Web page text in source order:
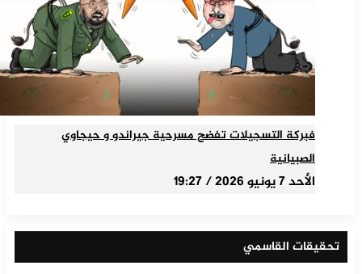
فبركة التسجيلات تفضح مسرحية جيراندو و حيجاوي
الصبيانية
الأحد 7 يونيو 2026 / 19:27
تحقيقات القاسمي